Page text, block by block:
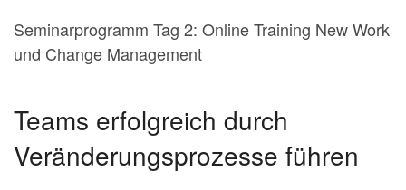
Seminarprogramm Tag 2: Online Training New Work
und Change Management
Teams erfolgreich durch
Veränderungsprozesse führen